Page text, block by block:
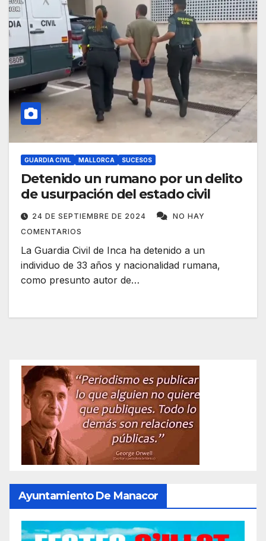
GUARDIA CIVIL MALLORCA SUCESOS
Detenido un rumano por un delito
de usurpación del estado civil
24 DE SEPTIEMBRE DE 2024
NO HAY
COMENTARIOS
La Guardia Civil de Inca ha detenido a un
individuo de 33 años y nacionalidad rumana,
como presunto autor de…
Ayuntamiento De Manacor